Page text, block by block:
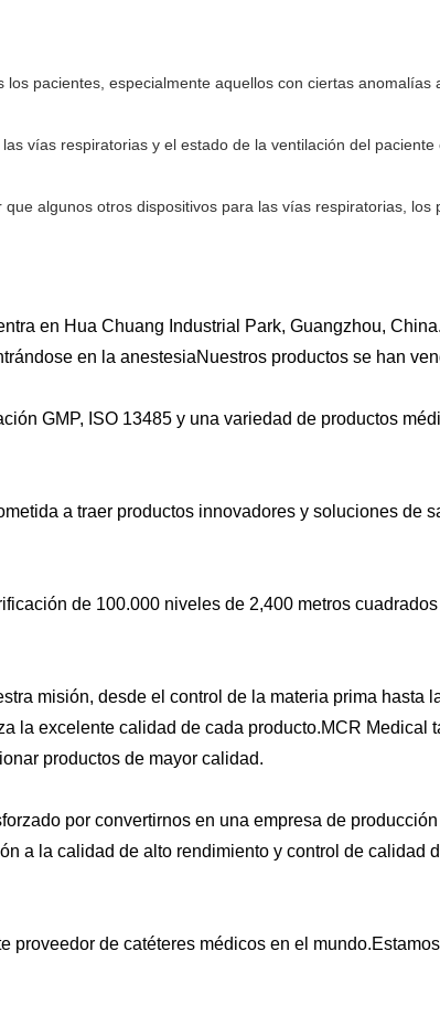
los pacientes, especialmente aquellos con ciertas anomalías
vías respiratorias y el estado de la ventilación del
que algunos otros dispositivos para las vías respiratorias,
en Hua Chuang Industrial Park, Guangzhou,
en la anestesiaNuestros productos se han
GMP, ISO 13485 y una variedad de productos
a traer productos innovadores y soluciones
de 100.000 niveles de 2,400 metros
misión, desde el control de la materia prima
la excelente calidad de cada producto.MCR
productos de mayor calidad.
por convertirnos en una empresa de
a la calidad de alto rendimiento y control de
proveedor de catéteres médicos en el